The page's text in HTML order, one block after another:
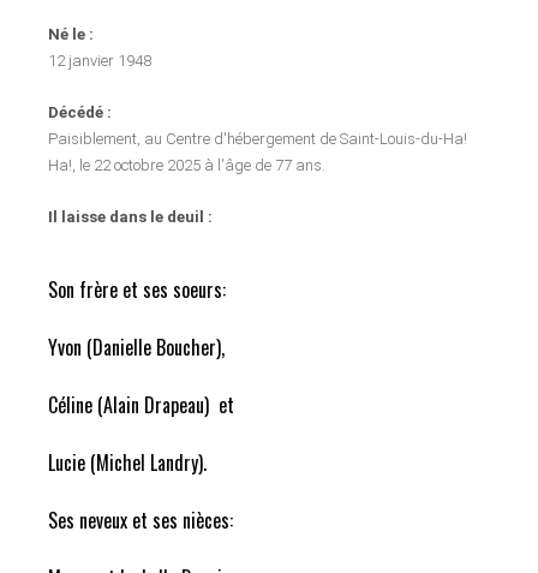
Né le :
12 janvier 1948
Décédé :
Paisiblement, au Centre d'hébergement de Saint-Louis-du-Ha!
Ha!, le 22 octobre 2025 à l'âge de 77 ans.
Il laisse dans le deuil :
Son frère et ses soeurs:
Yvon (Danielle Boucher),
Céline (Alain Drapeau) et
Lucie (Michel Landry).
Ses neveux et ses nièces: